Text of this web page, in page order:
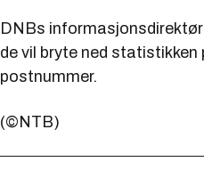
DNBs
de vil bryte ned statistikken
postnummer.
(©NTB)